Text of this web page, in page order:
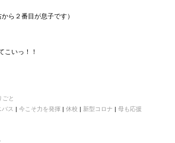
ら２番目が息子です）
こいっ！！
ごと
バス | 今こそ力を発揮| 休校 | 新型コロナ | 母も応援